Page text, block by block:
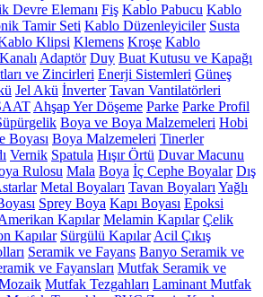
Devre Elemanı Fiş Kablo Pabucu Kablo
Tamir Seti Kablo Düzenleyiciler Susta
Klipsi Klemens Kroşe Kablo
Adaptör Duy Buat Kutusu ve Kapağı
ve Zincirleri Enerji Sistemleri Güneş
Jel Akü İnverter Tavan Vantilatörleri
Ahşap Yer Döşeme Parke Parke Profil
Boya ve Boya Malzemeleri Hobi
Boyası Boya Malzemeleri Tinerler
Vernik Spatula Hışır Örtü Duvar Macunu
Rulosu Mala Boya İç Cephe Boyalar Dış
Metal Boyaları Tavan Boyaları Yağlı
Sprey Boya Kapı Boyası Epoksi
Kapılar Melamin Kapılar Çelik
Kapılar Sürgülü Kapılar Acil Çıkış
Seramik ve Fayans Banyo Seramik ve
ve Fayansları Mutfak Seramik ve
Mutfak Tezgahları Laminant Mutfak